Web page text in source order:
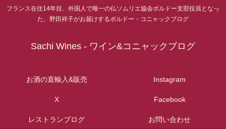
フランス在住14年目、外国人で唯一の仏ソムリエ協会ボルドー支部役員となっ
た、野田祥子がお届けするボルドー・コニャックブログ
Sachi Wines - ワイン&コニャックブログ
お酒の直輸入&販売 Instagram
X Facebook
レストランブログ お問い合わせ